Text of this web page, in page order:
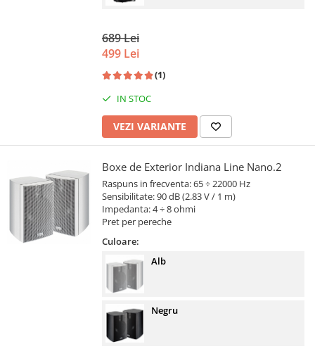
689 Lei
499 Lei
(1)
IN STOC
VEZI VARIANTE
Boxe de Exterior Indiana Line Nano.2
Raspuns in frecventa: 65 ÷ 22000 Hz
Sensibilitate: 90 dB (2.83 V / 1 m)
Impedanta: 4 ÷ 8 ohmi
Pret per pereche
Culoare:
Alb
Negru